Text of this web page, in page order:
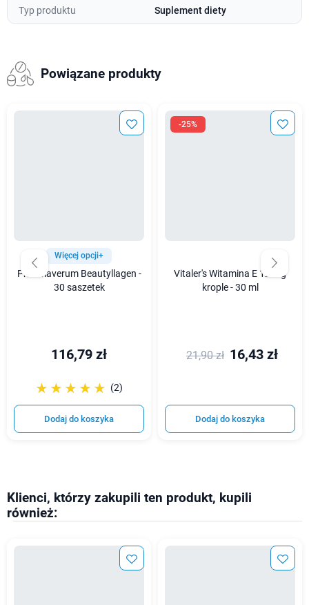
Typ produktu Suplement diety
Powiązane produkty
Więcej opcji+
Pharmaverum Beautyllagen -
30 saszetek
116,79 zł
☆☆☆☆☆
★★★★★ (2)
Dodaj do koszyka
-25%
Vitaler's Witamina E 12 mg
krople - 30 ml
21,90 zł 16,43 zł
Dodaj do koszyka
Klienci, którzy zakupili ten produkt, kupili
również: